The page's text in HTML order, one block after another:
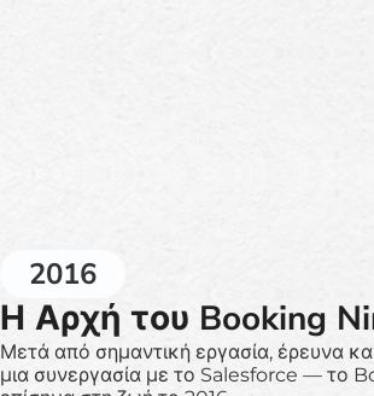
2016
Η Αρχή του Booking
Μετά από σημαντική εργασία, έρευνα
μια συνεργασία με το Salesforce — το